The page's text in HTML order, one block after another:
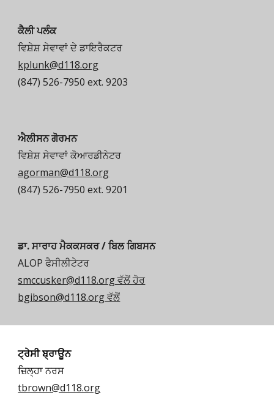
ਕੈਲੀ ਪਲੰਕ
ਵਿਸ਼ੇਸ਼ ਸੇਵਾਵਾਂ ਦੇ ਡਾਇਰੈਕਟਰ
kplunk@d118.org
(847) 526-7950 ext. 9203
ਐਲੀਸਨ ਗੋਰਮਨ
ਵਿਸ਼ੇਸ਼ ਸੇਵਾਵਾਂਕੋਆਰਡੀਨੇਟਰ
agorman@d118.org
(847) 526-7950 ext. 9201
ਡਾ. ਸਾਰਾਹ ਮੈਕਕਸਕਰ / ਬਿਲ ਗਿਬਸਨ
ALOP ਫੈਸੀਲੀਟੇਟਰ
smccusker@d118.org ਵੱਲੋਂ ਹੋਰ
bgibson@d118.org ਵੱਲੋਂ
ਟ੍ਰੇਸੀ ਬ੍ਰਾਊਨ
ਜ਼ਿਲ੍ਹਾ ਨਰਸ
tbrown@d118.org